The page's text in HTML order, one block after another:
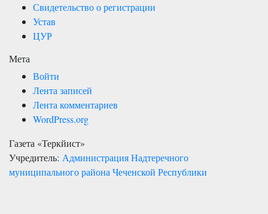
Свидетельство о регистрации
Устав
ЦУР
Мета
Войти
Лента записей
Лента комментариев
WordPress.org
Газета «Теркйист»
Учредитель: Администрация Надтеречного
муниципального района Чеченской Республики